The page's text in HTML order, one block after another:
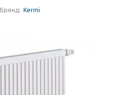
Бренд: Kermi